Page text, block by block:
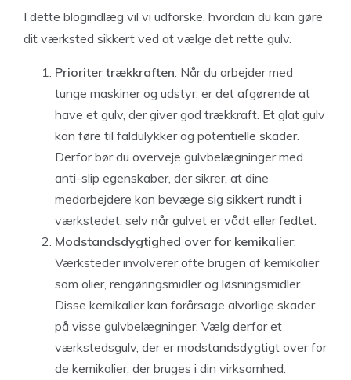
I dette blogindlæg vil vi udforske, hvordan du kan gøre
dit værksted sikkert ved at vælge det rette gulv.
Prioriter trækkraften: Når du arbejder med
tunge maskiner og udstyr, er det afgørende at
have et gulv, der giver god trækkraft. Et glat gulv
kan føre til faldulykker og potentielle skader.
Derfor bør du overveje gulvbelægninger med
anti-slip egenskaber, der sikrer, at dine
medarbejdere kan bevæge sig sikkert rundt i
værkstedet, selv når gulvet er vådt eller fedtet.
Modstandsdygtighed over for kemikalier:
Værksteder involverer ofte brugen af kemikalier
som olier, rengøringsmidler og løsningsmidler.
Disse kemikalier kan forårsage alvorlige skader
på visse gulvbelægninger. Vælg derfor et
værkstedsgulv, der er modstandsdygtigt over for
de kemikalier, der bruges i din virksomhed.